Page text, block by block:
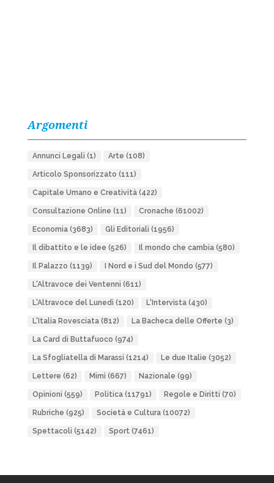
Argomenti
Annunci Legali (1) Arte (108)
Articolo Sponsorizzato (111)
Capitale Umano e Creatività(422)
Consultazione Online (11) Cronache (61002)
Economia(3683) Gli Editoriali (1956)
Il dibattito e le idee (526) Il mondo che cambia(580)
Il Palazzo (1139) I Nord e i Sud del Mondo (577)
L'Altravoce dei Ventenni (611)
L'Altravoce del Lunedì (120) L'Intervista(430)
L'Italia Rovesciata(812) La Bacheca delle Offerte (3)
La Card di Buttafuoco (974)
La Sfogliatella di Marassi (1214) Le due Italie (3052)
Lettere (62) Mimì (667) Nazionale (99)
Opinioni (559) Politica(11791) Regole e Diritti (70)
Rubriche (925) Società e Cultura(10072)
Spettacoli (5142) Sport(7461)